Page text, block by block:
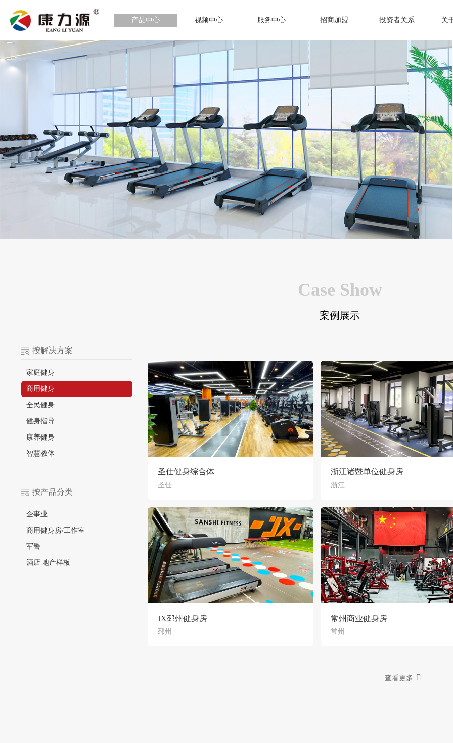
产品中心 视频中心 服务中心 招商加盟 投资者关系 关
Case Show
案例展示
按解决方案
家庭健身
商用健身
全民健身
健身指导
康养健身
智慧教体
按产品分类
企事业
商用健身房/工作室
军警
酒店|地产样板
圣仕健身综合体
圣仕
浙江诸暨单位健身房
浙江
JX邳州健身房
邳州
常州商业健身房
常州
查看更多